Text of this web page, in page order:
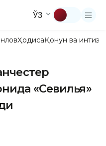
ЎЗ
ҲодисаҚонун ва
«Севилья»